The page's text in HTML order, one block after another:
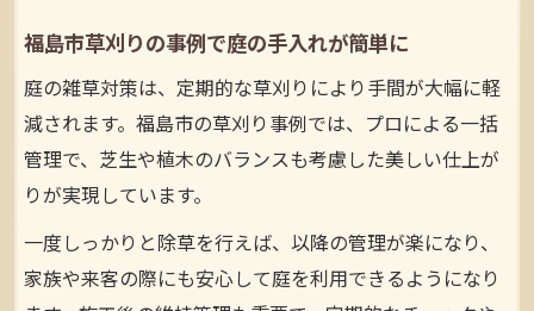
福島市草刈りの事例で庭の手入れが簡単に
庭の雑草対策は、定期的な草刈りにより手間が大幅に軽
減されます。福島市の草刈り事例では、プロによる一括
管理で、芝生や植木のバランスも考慮した美しい仕上が
りが実現しています。
一度しっかりと除草を行えば、以降の管理が楽になり、
家族や来客の際にも安心して庭を利用できるようになり